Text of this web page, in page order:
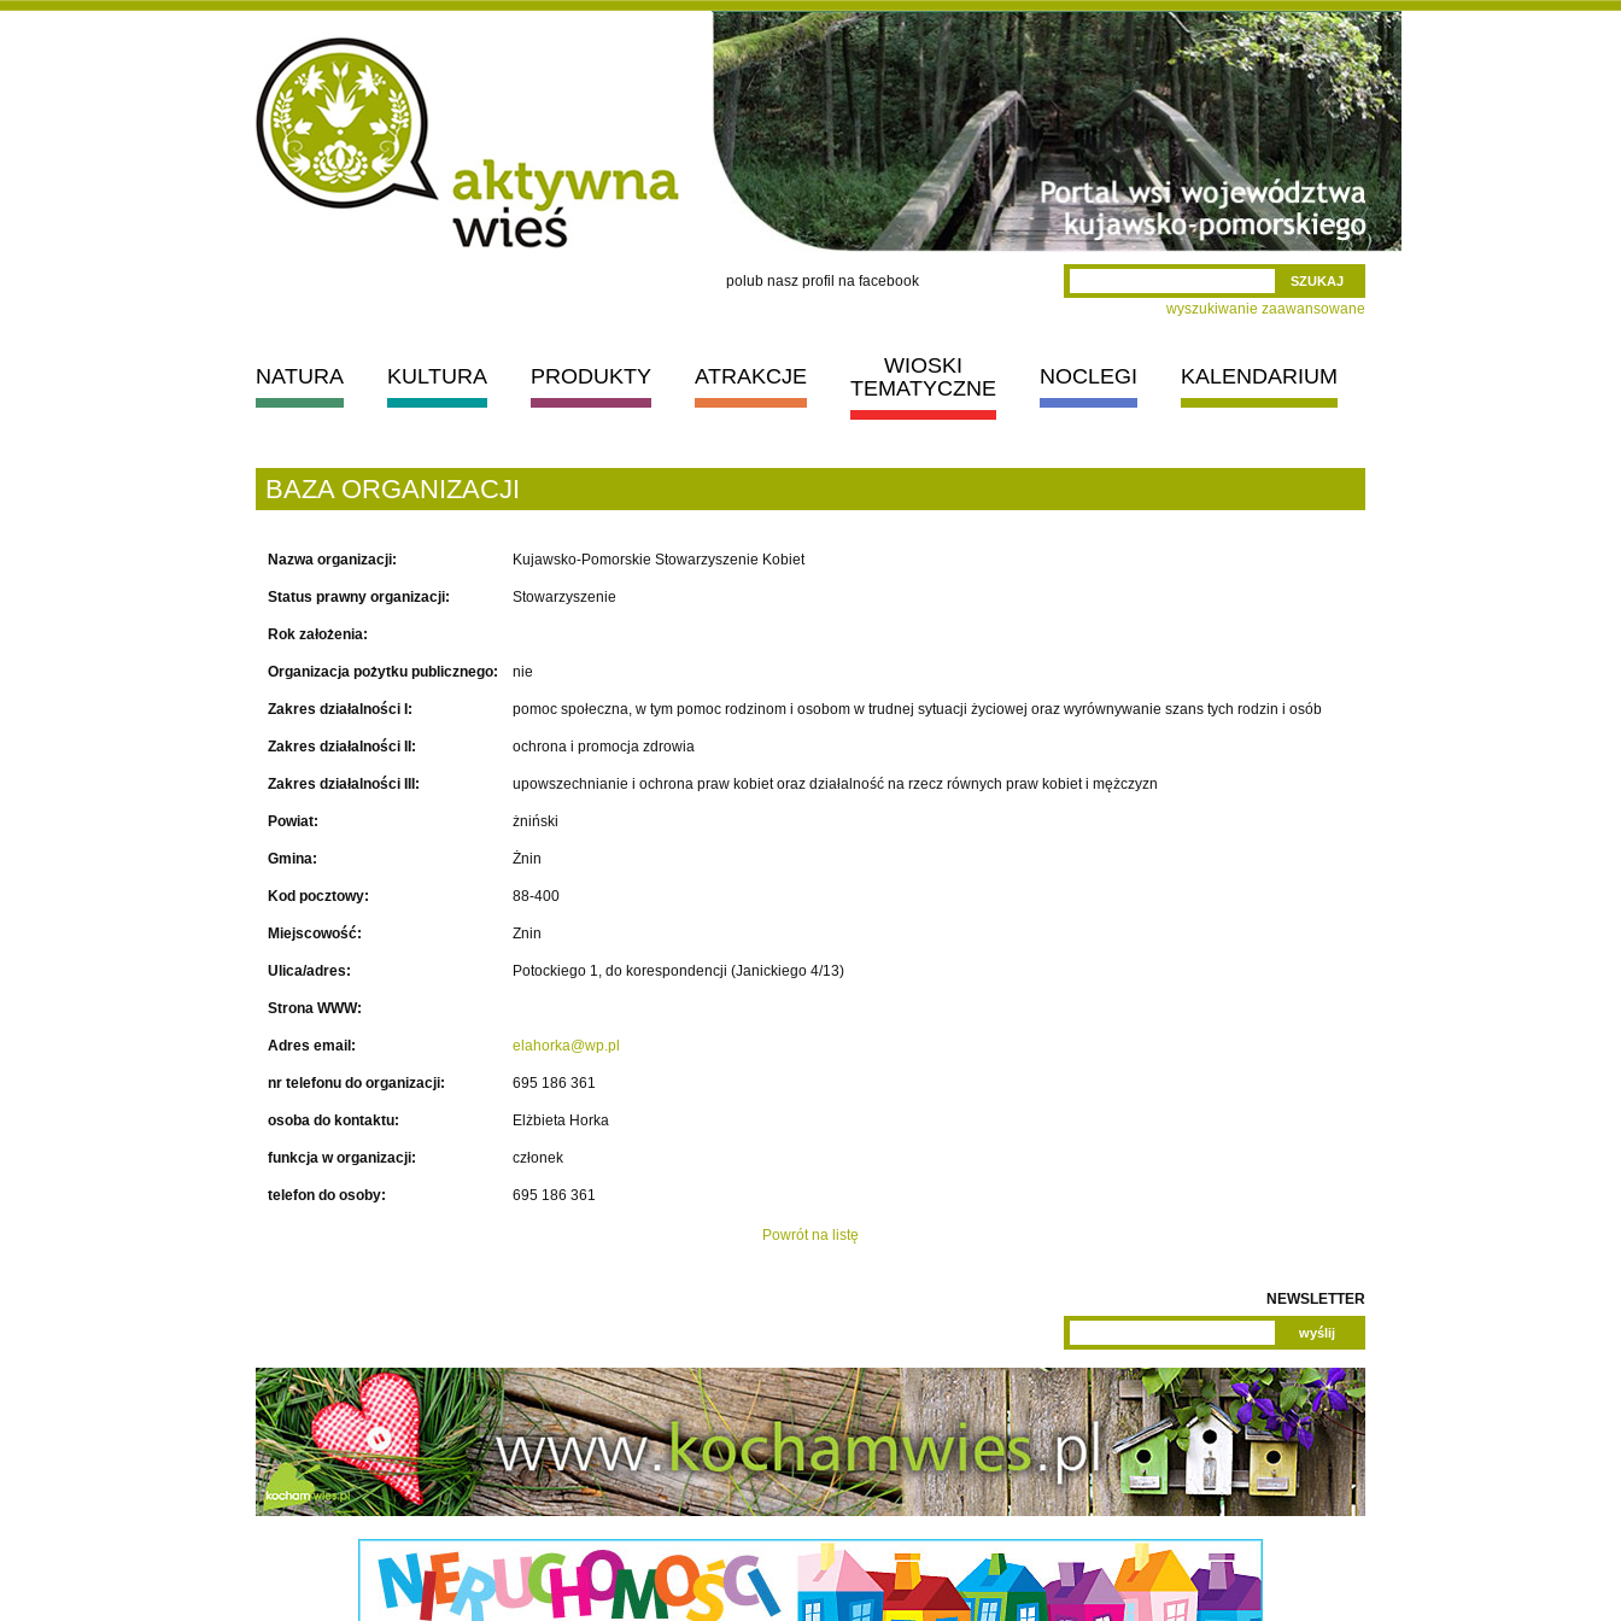
polub nasz profil na facebook
wyszukiwanie zaawansowane
NATURA KULTURA PRODUKTY ATRAKCJE
WIOSKI
TEMATYCZNE
NOCLEGI KALENDARIUM
BAZA ORGANIZACJI
Nazwa organizacji: Kujawsko-Pomorskie Stowarzyszenie Kobiet
Status prawny organizacji: Stowarzyszenie
Rok założenia:
Organizacja pożytku publicznego: nie
Zakres działalności I: pomoc społeczna, w tym pomoc rodzinom i osobom w trudnej sytuacji życiowej oraz wyrównywanie szans tych rodzin i osób
Zakres działalności II: ochrona i promocja zdrowia
Zakres działalności III: upowszechnianie i ochrona praw kobiet oraz działalność na rzecz równych praw kobiet i mężczyzn
Powiat: żniński
Gmina: Żnin
Kod pocztowy: 88-400
Miejscowość: Znin
Ulica/adres: Potockiego 1, do korespondencji (Janickiego 4/13)
Strona WWW:
Adres email: elahorka@wp.pl
nr telefonu do organizacji: 695 186 361
osoba do kontaktu: Elżbieta Horka
funkcja w organizacji: członek
telefon do osoby: 695 186 361
Powrót na listę
NEWSLETTER